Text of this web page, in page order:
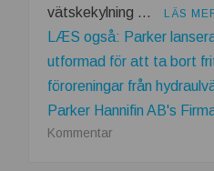
vätskekylning … LÄS
LÆS også: Parker
utformad för att ta bort
föroreningar från
Parker Hannifin AB's
Kommentar